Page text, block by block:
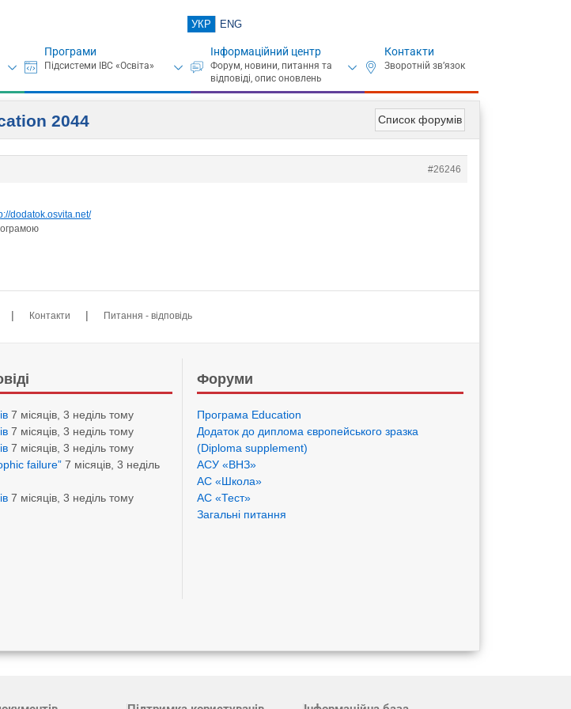
УКР ENG
Програми Інформаційний центр Контакти
Список форумів
2044
#26246
dodatok.osvita.net/
| Контакти | Питання - відповідь
7 місяців, 3 неділь тому
7 місяців, 3 неділь тому
7 місяців, 3 неділь тому
failure” 7 місяців, 3 неділь
7 місяців, 3 неділь тому
Форуми
Програма Eduсation
Додаток до диплома європейського зразка
(Diploma supplement)
АСУ «ВНЗ»
АС «Школа»
АС «Тест»
Загальні питання